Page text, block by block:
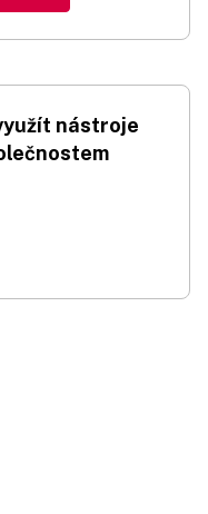
nástroje